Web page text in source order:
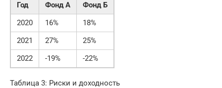
Год Фонд А
Фонд Б
2020
16%
18%
2021
27%
25%
2022
-19% -22%
Таблица 3: Риски и доходность